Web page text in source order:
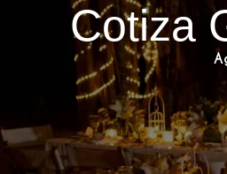
Cotiza